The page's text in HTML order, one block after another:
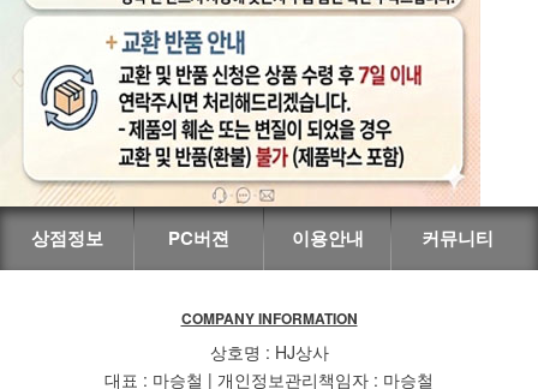
상점정보 PC버젼 이용안내 커뮤니티
COMPANY INFORMATION
상호명 : HJ상사
대표 : 마승철 | 개인정보관리책임자 : 마승철